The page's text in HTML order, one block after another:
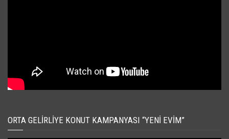
ORTA GELIRLIYE KONUT KAMPANYASI “YENI EVIM”